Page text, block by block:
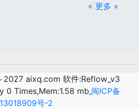
« 更多 «
aixq.com 软件:Reflow_v3
0 Times,Mem:1.58 mb,闽ICP备
13018909号-2